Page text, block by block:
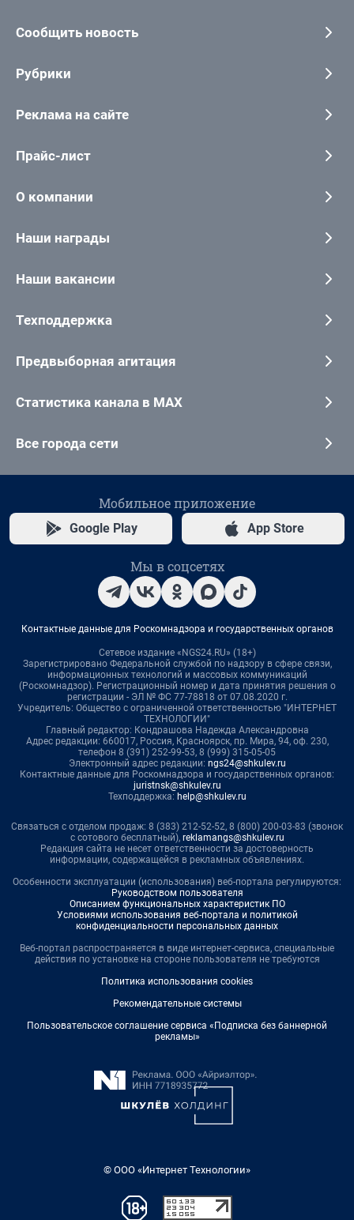
Сообщить новость
Рубрики
Реклама на сайте
Прайс-лист
О компании
Наши награды
Наши вакансии
Техподдержка
Предвыборная агитация
Статистика канала в MAX
Все города сети
Мобильное приложение
Google Play App Store
Мы в соцсетях
Контактные данные для Роскомнадзора и государственных органов
Сетевое издание «NGS24.RU» (18+)
Зарегистрировано Федеральной службой по надзору в сфере связи,
информационных технологий и массовых коммуникаций
(Роскомнадзор). Регистрационный номер и дата принятия решения о
регистрации - ЭЛ № ФС 77-78818 от 07.08.2020 г.
Учредитель: Общество с ограниченной ответственностью "ИНТЕРНЕТ
ТЕХНОЛОГИИ"
Главный редактор: Кондрашова Надежда Александровна
Адрес редакции: 660017, Россия, Красноярск, пр. Мира, 94, оф. 230,
телефон 8 (391) 252-99-53, 8 (999) 315-05-05
Электронный адрес редакции: ngs24@shkulev.ru
Контактные данные для Роскомнадзора и государственных органов:
juristnsk@shkulev.ru
Техподдержка: help@shkulev.ru
Связаться с отделом продаж: 8 (383) 212-52-52, 8 (800) 200-03-83 (звонок
с сотового бесплатный), reklamangs@shkulev.ru
Редакция сайта не несет ответственности за достоверность
информации, содержащейся в рекламных объявлениях.
Особенности эксплуатации (использования) веб-портала регулируются:
Руководством пользователя
Описанием функциональных характеристик ПО
Условиями использования веб-портала и политикой
конфиденциальности персональных данных
Веб-портал распространяется в виде интернет-сервиса, специальные
действия по установке на стороне пользователя не требуются
Политика использования cookies
Рекомендательные системы
Пользовательское соглашение сервиса «Подписка без баннерной
рекламы»
© ООО «Интернет Технологии»